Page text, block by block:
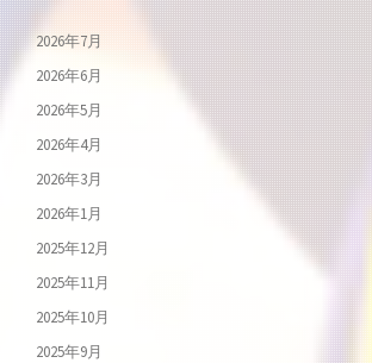
2026年7月
2026年6月
2026年5月
2026年4月
2026年3月
2026年1月
2025年12月
2025年11月
2025年10月
2025年9月